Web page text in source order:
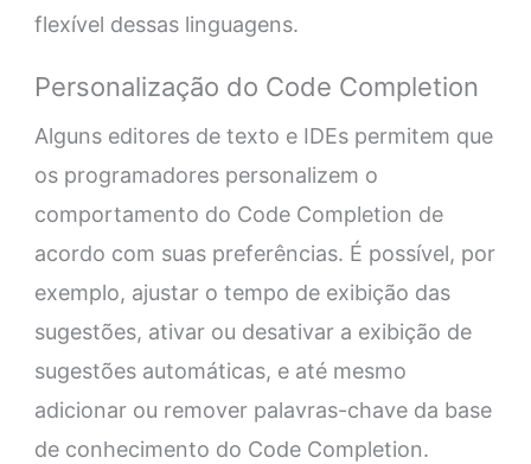
flexível dessas linguagens.
Personalização do Code Completion
Alguns editores de texto e IDEs permitem que
os programadores personalizem o
comportamento do Code Completion de
acordo com suas preferências. É possível, por
exemplo, ajustar o tempo de exibição das
sugestões, ativar ou desativar a exibição de
sugestões automáticas, e até mesmo
adicionar ou remover palavras-chave da base
de conhecimento do Code Completion.